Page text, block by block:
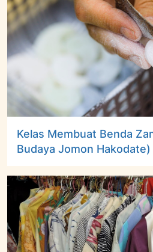
Kelas Membuat Benda
Budaya Jomon Hakodate)